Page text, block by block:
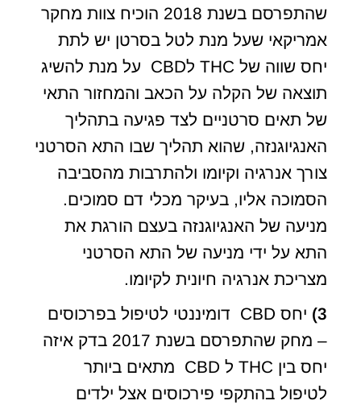
שהתפרסם בשנת 2018 הוכיח צוות מחקר
אמריקאי שעל מנת לטל בסרטן יש לתת
יחס שווה של THC לCBD על מנת להשיג
תוצאה של הקלה על הכאב והמחזור התאי
של תאים סרטניים לצד פגיעה בתהליך
האנגיוגנזה, שהוא תהליך שבו התא הסרטני
צורך אנרגיה וקיומו ולהתרבות מהסביבה
הסמוכה אליו, בעיקר מכלי דם סמוכים.
מניעה של האנגיוגנזה בעצם הורגת את
התא על ידי מניעה של התא הסרטני
מצריכת אנרגיה חיונית לקיומו.
3)
יחס CBD דומיננטי לטיפול בפרכוסים
– מחק שהתפרסם בשנת 2017 בדק איזה
יחס בין THC ל CBD מתאים ביותר
לטיפול בהתקפי פירכוסים אצל ילדים